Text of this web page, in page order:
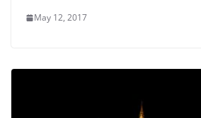
May 12, 2017